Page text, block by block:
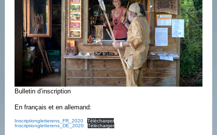
Bulletin d’inscription
En français et en allemand:
Inscriptiongletterens_FR_2020
Télécharger
Inscriptiongletterens_DE_2020
Télécharger